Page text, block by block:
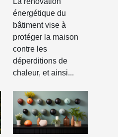
d'un bâtiment
?
énergétique du
bâtiment vise à
protéger la maison
contre les
déperditions de
chaleur, et ainsi...